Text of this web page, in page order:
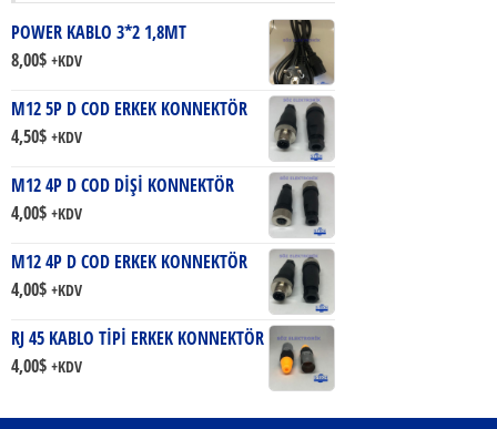
POWER KABLO 3*2 1,8MT
8,00$ +KDV
M12 5P D COD ERKEK KONNEKTÖR
4,50$ +KDV
M12 4P D COD DİŞİ KONNEKTÖR
4,00$ +KDV
M12 4P D COD ERKEK KONNEKTÖR
4,00$ +KDV
RJ 45 KABLO TİPİ ERKEK KONNEKTÖR
4,00$ +KDV